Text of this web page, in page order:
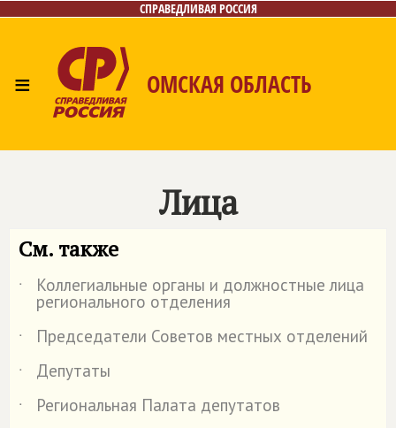
СПРАВЕДЛИВАЯ РОССИЯ
≡ ОМСКАЯ ОБЛАСТЬ
Контакты
Лица
См. также
˙ Коллегиальные органы и должностные лица
регионального отделения
˙
Председатели Советов местных отделений
˙
Депутаты
˙
Региональная Палата депутатов